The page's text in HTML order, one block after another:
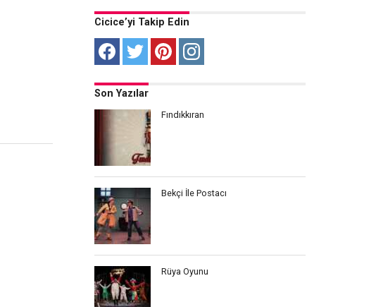
Cicice’yi Takip Edin
Son Yazılar
Fındıkkıran
Bekçi İle Postacı
Rüya Oyunu